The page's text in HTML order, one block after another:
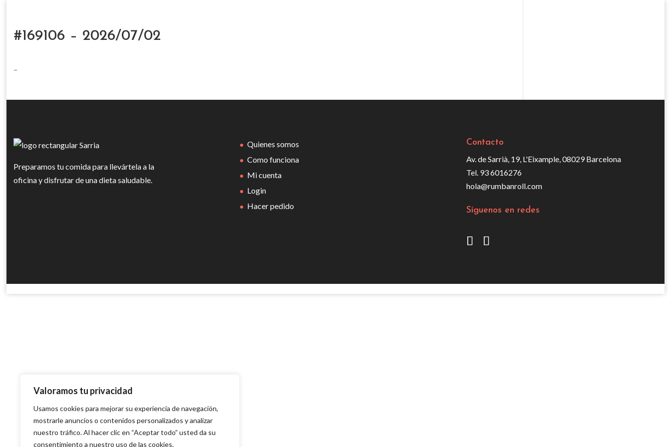
Valoramos tu privacidad
Usamos cookies para mejorar su experiencia de navegación,
mostrarle anuncios o contenidos personalizados y analizar
nuestro tráfico. Al hacer clic en “Aceptar todo” usted da su
consentimiento a nuestro uso de las cookies.
#169106 – 2026/07/02
–
Preparamos tu comida para llevártela a la
oficina y disfrutar de una dieta saludable.
Quienes somos
Como funciona
Mi cuenta
Login
Hacer pedido
Contacto
Av. de Sarrià, 19, L'Eixample, 08029 Barcelona
Tel. 93 6016276
hola@rumbanroll.com
Síguenos en redes